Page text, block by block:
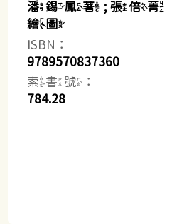
潘錫鳳著 ; 張倍菁
繪圖
ISBN：
9789570837360
索書號：
784.28